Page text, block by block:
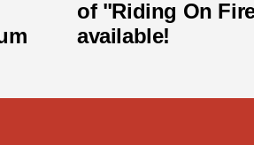
of "Riding On
available!